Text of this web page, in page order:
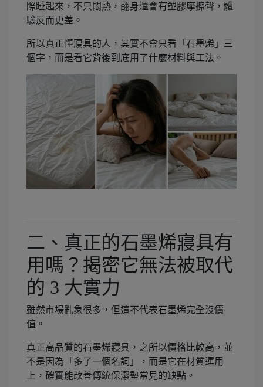
際睡起來，不只悶熱，翻身還會有塑膠摩擦聲，體
驗反而更差。
所以真正懂寢具的人，其實不會只看「石墨烯」三
個字，而是看它背後到底用了什麼材料與工法。
二、真正的石墨烯寢具有
用嗎？揭密它無法被取代
的 3 大實力
雖然市場亂象很多，但這不代表石墨烯完全沒價
值。
真正高品質的石墨烯寢具，之所以價格比較高，並
不是因為「多了一個名詞」，而是它在材質運用
上，確實能改善傳統保潔墊常見的缺點。